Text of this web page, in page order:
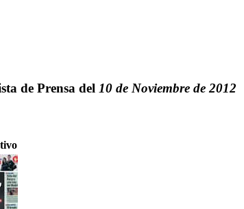
de Prensa del 10 de Noviembre de 2012